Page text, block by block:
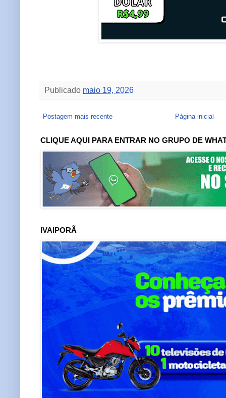
Publicado maio 19, 2026
Postagem mais recente Página inicial
CLIQUE AQUI PARA ENTRAR NO GRUPO DE
IVAIPORÃ